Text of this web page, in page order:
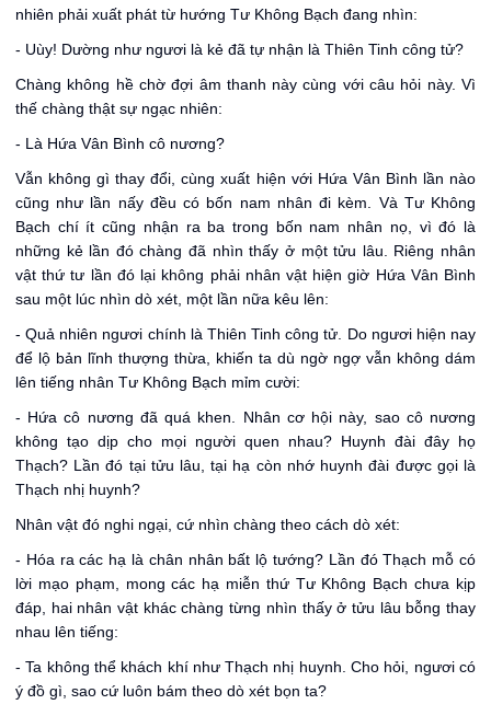
nhiên phải xuất phát từ hướng Tư Không Bạch đang nhìn:
- Uùy! Dường như ngươi là kẻ đã tự nhận là Thiên Tinh công tử?
Chàng không hề chờ đợi âm thanh này cùng với câu hỏi này. Vì
thế chàng thật sự ngạc nhiên:
- Là Hứa Vân Bình cô nương?
Vẫn không gì thay đổi, cùng xuất hiện với Hứa Vân Bình lần nào
cũng như lần nấy đều có bốn nam nhân đi kèm. Và Tư Không
Bạch chí ít cũng nhận ra ba trong bốn nam nhân nọ, vì đó là
những kẻ lần đó chàng đã nhìn thấy ở một tửu lâu. Riêng nhân
vật thứ tư lần đó lại không phải nhân vật hiện giờ Hứa Vân Bình
sau một lúc nhìn dò xét, một lần nữa kêu lên:
- Quả nhiên ngươi chính là Thiên Tinh công tử. Do ngươi hiện nay
để lộ bản lĩnh thượng thừa, khiến ta dù ngờ ngợ vẫn không dám
lên tiếng nhân Tư Không Bạch mỉm cười:
- Hứa cô nương đã quá khen. Nhân cơ hội này, sao cô nương
không tạo dịp cho mọi người quen nhau? Huynh đài đây họ
Thạch? Lần đó tại tửu lâu, tại hạ còn nhớ huynh đài được gọi là
Thạch nhị huynh?
Nhân vật đó nghi ngại, cứ nhìn chàng theo cách dò xét:
- Hóa ra các hạ là chân nhân bất lộ tướng? Lần đó Thạch mỗ có
lời mạo phạm, mong các hạ miễn thứ Tư Không Bạch chưa kịp
đáp, hai nhân vật khác chàng từng nhìn thấy ở tửu lâu bỗng thay
nhau lên tiếng:
- Ta không thể khách khí như Thạch nhị huynh. Cho hỏi, ngươi có
ý đồ gì, sao cứ luôn bám theo dò xét bọn ta?